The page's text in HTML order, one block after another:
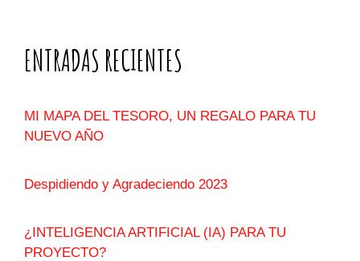
ENTRADAS RECIENTES
MI MAPA DEL TESORO, UN REGALO PARA TU
NUEVO AÑO
Despidiendo y Agradeciendo 2023
¿INTELIGENCIA ARTIFICIAL (IA) PARA TU
PROYECTO?